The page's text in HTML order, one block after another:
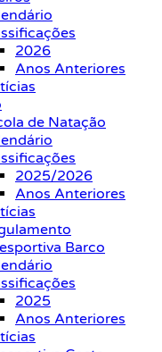
2026
Anos Anteriores
de Natação
2025/2026
Anos Anteriores
Barco
2025
Anos Anteriores